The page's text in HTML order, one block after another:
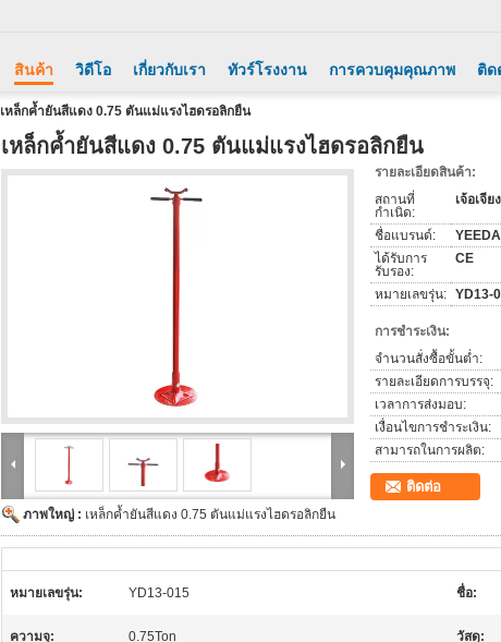
สินค้า วิดีโอ เกี่ยวกับเรา ทัวร์โรงงาน การควบคุมคุณภาพ ติด
เหล็กค้ำยันสีแดง 0.75 ตันแม่แรงไฮดรอลิกยืน
เหล็กค้ำยันสีแดง 0.75 ตันแม่แรงไฮดรอลิกยืน
ภาพใหญ่ : เหล็กค้ำยันสีแดง 0.75 ตันแม่แรงไฮดรอลิกยืน
รายละเอียดสินค้า:
สถานที่
กำเนิด:
เจ้อเจี
ชื่อแบรนด์:
YEEDA
ได้รับการ
รับรอง:
CE
หมายเลขรุ่น: YD13-
การชำระเงิน:
จำนวนสั่งซื้อขั้นต่ำ:
รายละเอียดการบรรจุ:
เวลาการส่งมอบ:
เงื่อนไขการชำระเงิน:
สามารถในการผลิต:
ติดต่อ
หมายเลขรุ่น: YD13-015 ชื่อ:
ความจุ: 0.75Ton วัสดุ: